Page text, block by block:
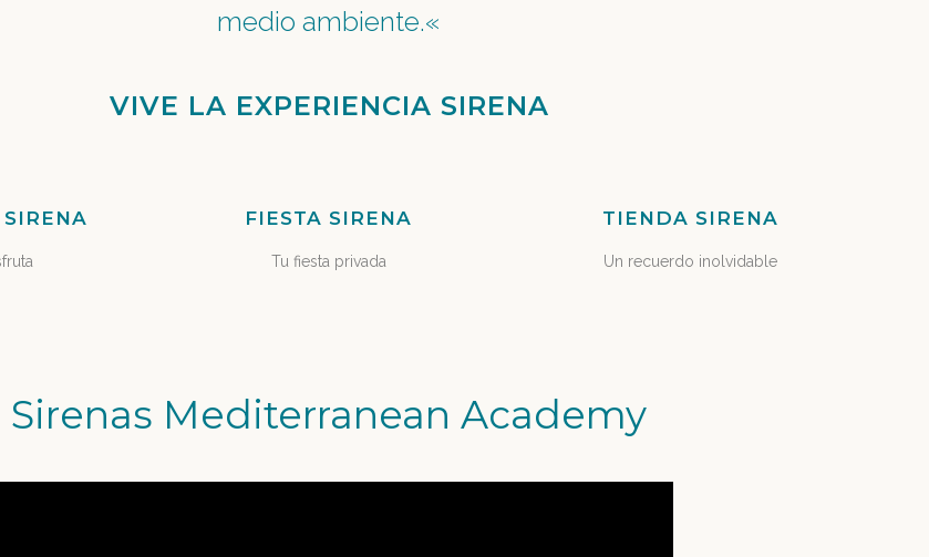
medio ambiente.«
VIVE LA EXPERIENCIA SIRENA
FIESTA SIRENA
Tu fiesta privada
TIENDA SIRENA
Un recuerdo inolvidable
Sirenas Mediterranean Academy